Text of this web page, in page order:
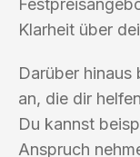
Klarheit über
Darüber
an, die dir
Du kannst
Anspruch